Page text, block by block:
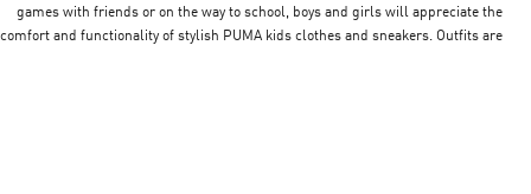
games with friends or on the way to school, boys and girls will appreciate the
comfort and functionality of stylish PUMA kids clothes and sneakers. Outfits are